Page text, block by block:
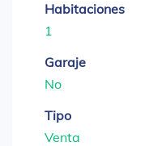
Habitaciones
1
Garaje
No
Tipo
Venta